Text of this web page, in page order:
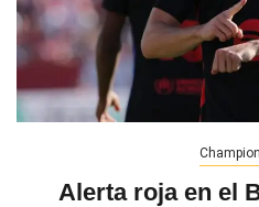
Alerta roja en el